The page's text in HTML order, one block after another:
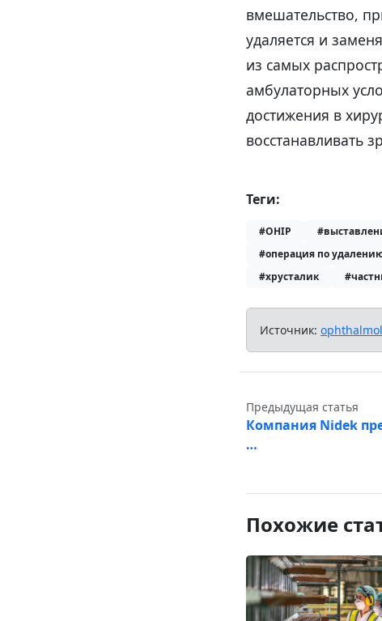
вмешательство,
удаляется и
из самых
амбулаторных
достижения в
восстанавливать
Теги:
#OHIP
#операция по
#хрусталик
Источник:
Предыдущая статья
Компания Nidek
…
Похожие